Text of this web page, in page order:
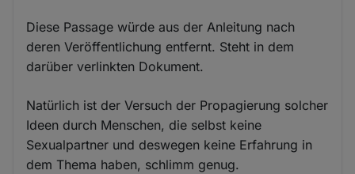
Diese Passage würde aus der Anleitung nach
deren Veröffentlichung entfernt. Steht in dem
darüber verlinkten Dokument.
Natürlich ist der Versuch der Propagierung solcher
Ideen durch Menschen, die selbst keine
Sexualpartner und deswegen keine Erfahrung in
dem Thema haben, schlimm genug.